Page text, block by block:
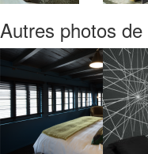
Autres photos de